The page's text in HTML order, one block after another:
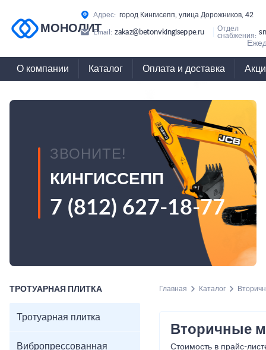
МОНОЛИТ
Адрес: город Кингисепп, улица Дорожников, 42
Email: zakaz@betonvkingiseppe.ru
Отдел
снабжения:
О компании Каталог Оплата и доставка
ЗВОНИТЕ!
КИНГИССЕПП
7 (812) 627-18-77
ТРОТУАРНАЯ ПЛИТКА
Тротуарная плитка
Вибропрессованная
Главная Каталог
Вторичные
Стоимость в прайс-